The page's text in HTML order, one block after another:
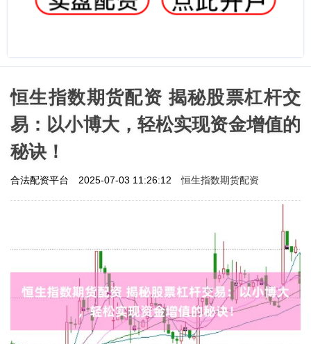
恒生指数期货配资 揭秘股票杠杆交
易：以小博大，轻松实现资金增值的
秘诀！
合法配资平台 2025-07-03 11:26:12 恒生指数期货配资